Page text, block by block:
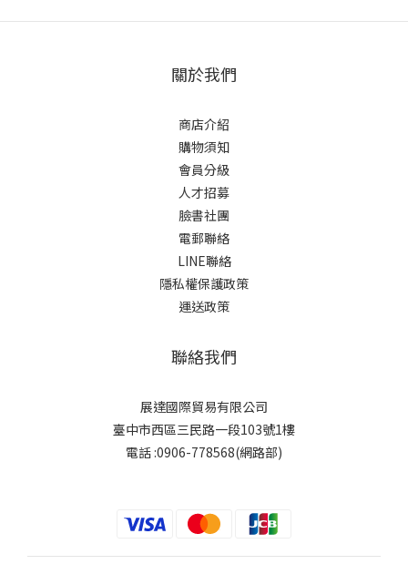
關於我們
商店介紹
購物須知
會員分級
人才招募
臉書社團
電郵聯絡
LINE聯絡
隱私權保護政策
運送政策
聯絡我們
展達國際貿易有限公司
臺中市西區三民路一段103號1樓
電話 :0906-778568(網路部)